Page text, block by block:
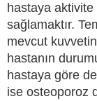
hastaya aktivite
sağlamaktır.
mevcut
hastanın
hastaya göre
ise osteoporoz